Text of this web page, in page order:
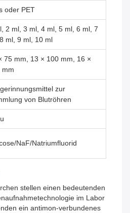
oder PET
2 ml, 3 ml, 4 ml, 5 ml, 6 ml, 7
ml, 9 ml, 10 ml
75 mm, 13 × 100 mm, 16 ×
mm
zur
von Blutröhren
NaF/Natriumfluorid
stellen einen bedeutenden
im Labor
ein antimon-verbundenes